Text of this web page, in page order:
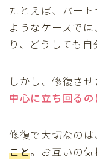
たとえば、パー
ようなケースで
り、どうしても自
しかし、修復さ
中心に立ち回るの
修復で大切なのは
こと。お互いの